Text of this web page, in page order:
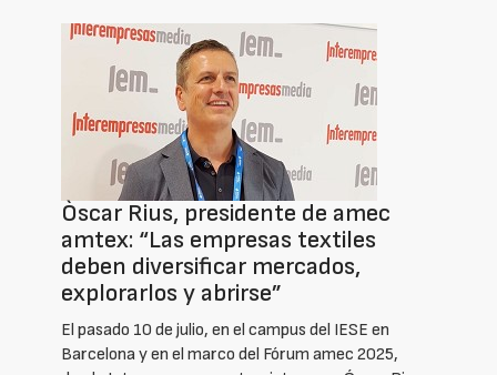
Òscar Rius, presidente de amec
amtex: “Las empresas textiles
deben diversificar mercados,
explorarlos y abrirse”
El pasado 10 de julio, en el campus del IESE en
Barcelona y en el marco del Fórum amec 2025,